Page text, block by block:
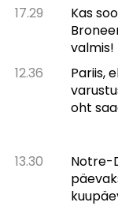
17.29
Kas
valmis!
12.36
Pariis,
oht
13.30
Notre-